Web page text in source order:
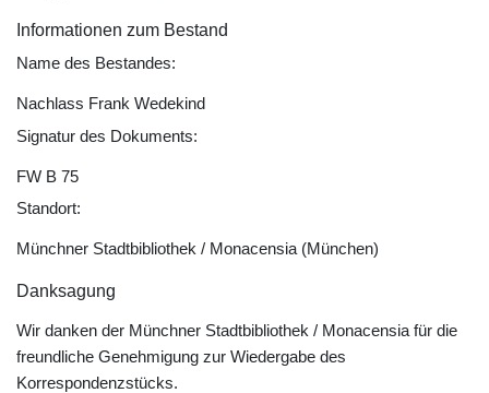
Informationen zum Bestand
Name des Bestandes:
Nachlass Frank Wedekind
Signatur des Dokuments:
FW B 75
Standort:
Münchner Stadtbibliothek / Monacensia (München)
Danksagung
Wir danken der Münchner Stadtbibliothek / Monacensia für die
freundliche Genehmigung zur Wiedergabe des
Korrespondenzstücks.